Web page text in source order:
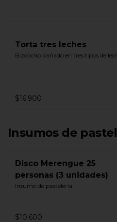
Torta tres leches
Bizcocho bañado en tres tipos de
$16.900
Insumos de
Disco Merengue 25
personas (3 unidades)
Insumo de pastelería
$10.600